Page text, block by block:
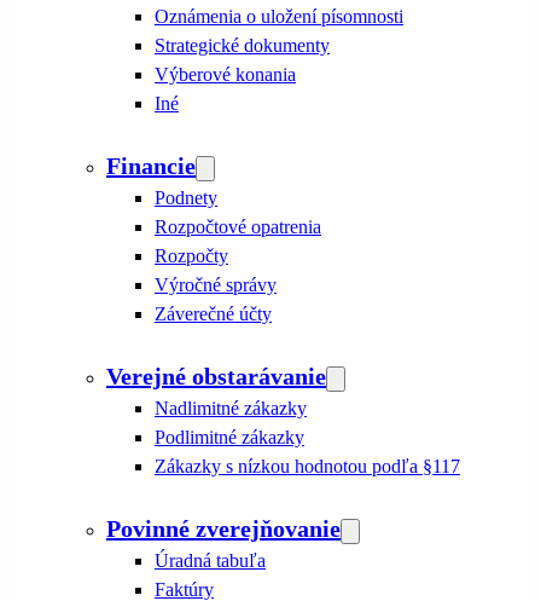
Oznámenia o uložení písomnosti
Strategické dokumenty
Výberové konania
Iné
Financie
Podnety
Rozpočtové opatrenia
Rozpočty
Výročné správy
Záverečné účty
Verejné obstarávanie
Nadlimitné zákazky
Podlimitné zákazky
Zákazky s nízkou hodnotou podľa §117
Povinné zverejňovanie
Úradná tabuľa
Faktúry